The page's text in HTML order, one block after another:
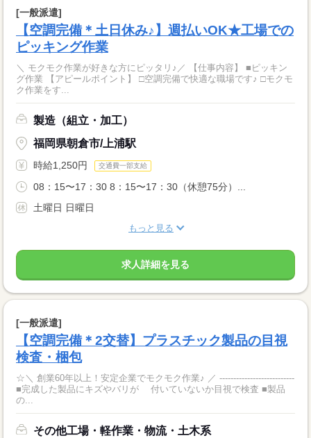
[一般派遣]
【空調完備＊土日休み♪】週払いOK★工場での
ピッキング作業
＼ モクモク作業が好きな方にピッタリ♪／ 【仕事内容】 ■ピッキン
グ作業 【アピールポイント】 □空調完備で快適な職場です♪ □モクモ
ク作業をす...
製造（組立・加工）
福岡県朝倉市/上浦駅
時給1,250円 交通費一部支給
08：15〜17：30 8：15〜17：30（休憩75分）...
土曜日 日曜日
もっと見る
求人詳細を見る
[一般派遣]
【空調完備＊2交替】プラスチック製品の目視
検査・梱包
☆＼ 創業60年以上！安定企業でモクモク作業♪ ／ ---------------------------
■完成した製品にキズやバリが 付いていないか目視で検査 ■製品
の...
その他工場・軽作業・物流・土木系